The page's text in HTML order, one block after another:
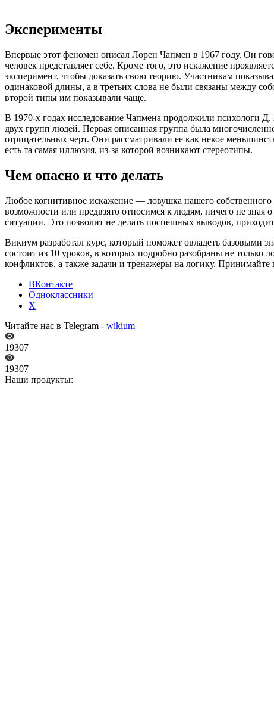
Эксперименты
Впервые этот феномен описал Лорен Чапмен в 1967 году. Он
человек представляет себе. Кроме того, это искажение
эксперимент, чтобы доказать свою теорию. Участникам
одинаковой длины, а в третьих слова не были связаны между
второй типы им показывали чаще.
В 1970-х годах исследование Чапмена продолжили психологи
двух групп людей. Первая описанная группа была
отрицательных черт. Они рассматривали ее как некое
есть та самая иллюзия, из-за которой возникают стереотипы.
Чем опасно и что делать
Любое когнитивное искажение — ловушка нашего собственного
возможности или предвзято относимся к людям, ничего не
ситуации. Это позволит не делать поспешных выводов,
Викиум разработал курс, который поможет овладеть базовыми
состоит из 10 уроков, в которых подробно разобраны не
конфликтов, а также задачи и тренажеры на логику.
ВКонтакте
Одноклассники
X
Читайте нас в Telegram - wikium
19307
19307
Наши продукты: